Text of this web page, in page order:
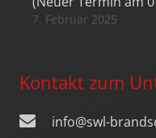
7. Februar 2025
Kontakt zum
info@swl-